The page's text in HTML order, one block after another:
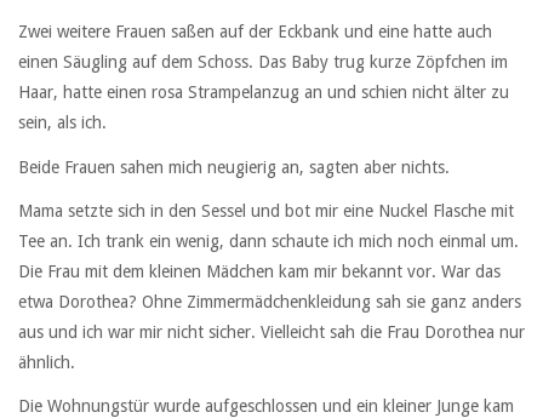
Zwei weitere Frauen saßen auf der Eckbank und eine hatte auch
einen Säugling auf dem Schoss. Das Baby trug kurze Zöpfchen im
Haar, hatte einen rosa Strampelanzug an und schien nicht älter zu
sein, als ich.
Beide Frauen sahen mich neugierig an, sagten aber nichts.
Mama setzte sich in den Sessel und bot mir eine Nuckel Flasche mit
Tee an. Ich trank ein wenig, dann schaute ich mich noch einmal um.
Die Frau mit dem kleinen Mädchen kam mir bekannt vor. War das
etwa Dorothea? Ohne Zimmermädchenkleidung sah sie ganz anders
aus und ich war mir nicht sicher. Vielleicht sah die Frau Dorothea nur
ähnlich.
Die Wohnungstür wurde aufgeschlossen und ein kleiner Junge kam